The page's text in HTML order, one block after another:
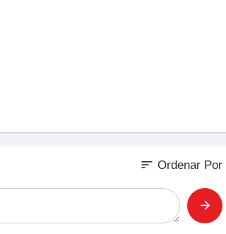
sort Ordenar Por